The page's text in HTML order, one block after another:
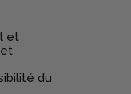
et
du